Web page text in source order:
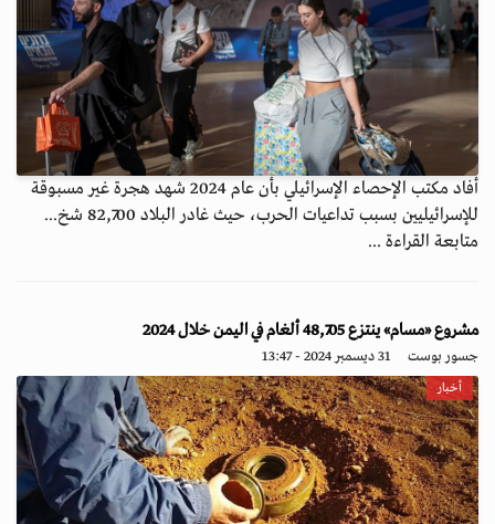
أفاد مكتب الإحصاء الإسرائيلي بأن عام 2024 شهد هجرة غير مسبوقة
للإسرائيليين بسبب تداعيات الحرب، حيث غادر البلاد 82,700 شخ...
متابعة القراءة ...
مشروع «مسام» ينتزع 48,705 ألغام في اليمن خلال 2024
جسور بوست 31 ديسمبر 2024 - 13:47
أخبار